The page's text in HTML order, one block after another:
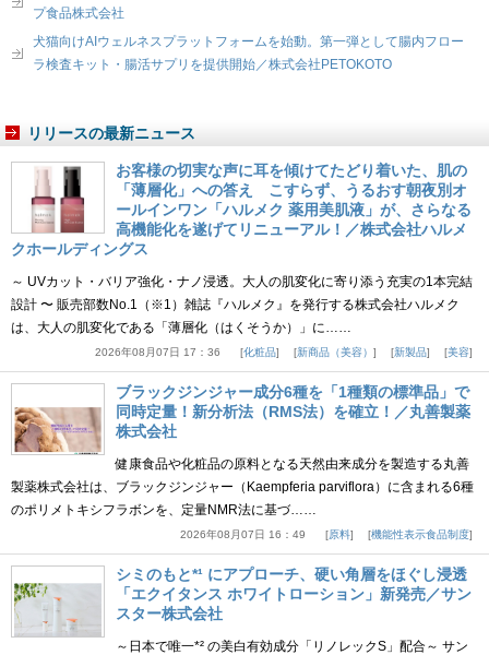
プ食品株式会社
犬猫向けAIウェルネスプラットフォームを始動。第一弾として腸内フロー
ラ検査キット・腸活サプリを提供開始／株式会社PETOKOTO
リリースの最新ニュース
お客様の切実な声に耳を傾けてたどり着いた、肌の
「薄層化」への答え こすらず、うるおす朝夜別オ
ールインワン「ハルメク 薬用美肌液」が、さらなる
高機能化を遂げてリニューアル！／株式会社ハルメ
クホールディングス
～ UVカット・バリア強化・ナノ浸透。大人の肌変化に寄り添う充実の1本完結
設計 〜 販売部数No.1（※1）雑誌『ハルメク』を発行する株式会社ハルメク
は、大人の肌変化である「薄層化（はくそうか）」に……
2026年08月07日 17：36 化粧品 新商品（美容） 新製品 美容
ブラックジンジャー成分6種を「1種類の標準品」で
同時定量！新分析法（RMS法）を確立！／丸善製薬
株式会社
健康食品や化粧品の原料となる天然由来成分を製造する丸善
製薬株式会社は、ブラックジンジャー（Kaempferia parviflora）に含まれる6種
のポリメトキシフラボンを、定量NMR法に基づ……
2026年08月07日 16：49 原料 機能性表示食品制度
シミのもと*¹ にアプローチ、硬い角層をほぐし浸透
「エクイタンス ホワイトローション」新発売／サン
スター株式会社
～日本で唯一*² の美白有効成分「リノレックS」配合～ サン